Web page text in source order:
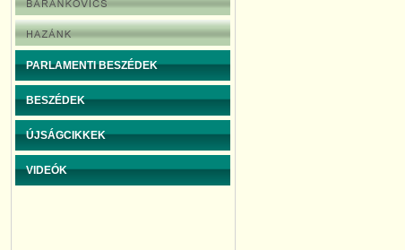
PARLAMENTI BESZÉDEK
BESZÉDEK
ÚJSÁGCIKKEK
VIDEÓK